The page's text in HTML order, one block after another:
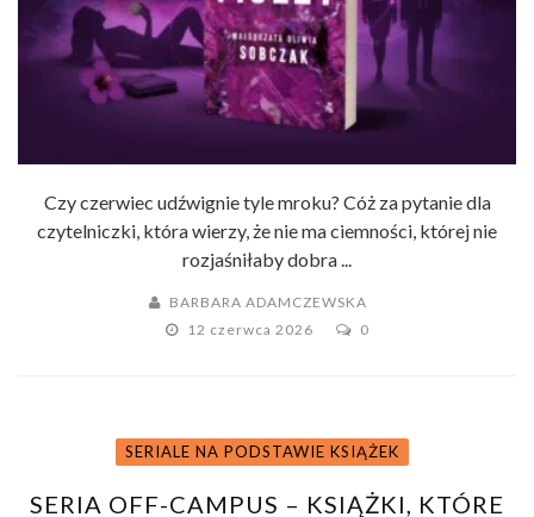
Czy czerwiec udźwignie tyle mroku? Cóż za pytanie dla
czytelniczki, która wierzy, że nie ma ciemności, której nie
rozjaśniłaby dobra ...
BARBARA ADAMCZEWSKA
12 czerwca 2026
0
SERIALE NA PODSTAWIE KSIĄŻEK
SERIA OFF-CAMPUS – KSIĄŻKI, KTÓRE